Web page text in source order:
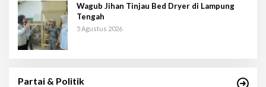
Wagub Jihan Tinjau Bed Dryer di Lampung
Tengah
5 Agustus 2026
Partai & Politik